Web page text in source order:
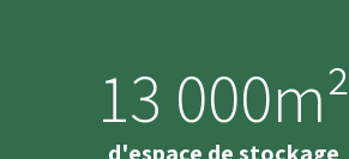
13 000m²